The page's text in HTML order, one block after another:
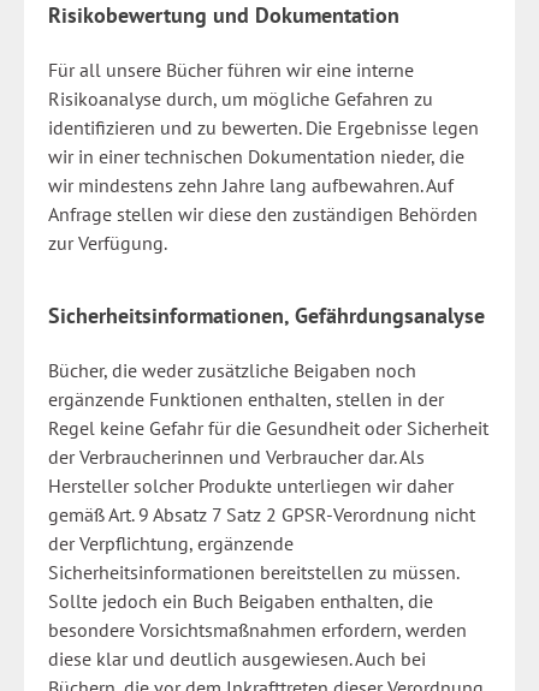
Risikobewertung und Dokumentation
Für all unsere Bücher führen wir eine interne
Risikoanalyse durch, um mögliche Gefahren zu
identifizieren und zu bewerten. Die Ergebnisse legen
wir in einer technischen Dokumentation nieder, die
wir mindestens zehn Jahre lang aufbewahren. Auf
Anfrage stellen wir diese den zuständigen Behörden
zur Verfügung.
Sicherheitsinformationen, Gefährdungsanalyse
Bücher, die weder zusätzliche Beigaben noch
ergänzende Funktionen enthalten, stellen in der
Regel keine Gefahr für die Gesundheit oder Sicherheit
der Verbraucherinnen und Verbraucher dar. Als
Hersteller solcher Produkte unterliegen wir daher
gemäß Art. 9 Absatz 7 Satz 2 GPSR-Verordnung nicht
der Verpflichtung, ergänzende
Sicherheitsinformationen bereitstellen zu müssen.
Sollte jedoch ein Buch Beigaben enthalten, die
besondere Vorsichtsmaßnahmen erfordern, werden
diese klar und deutlich ausgewiesen. Auch bei